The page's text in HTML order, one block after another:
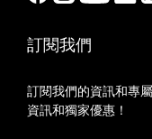
訂閱我們
訂閱我們的資訊和專
資訊和獨家優惠！